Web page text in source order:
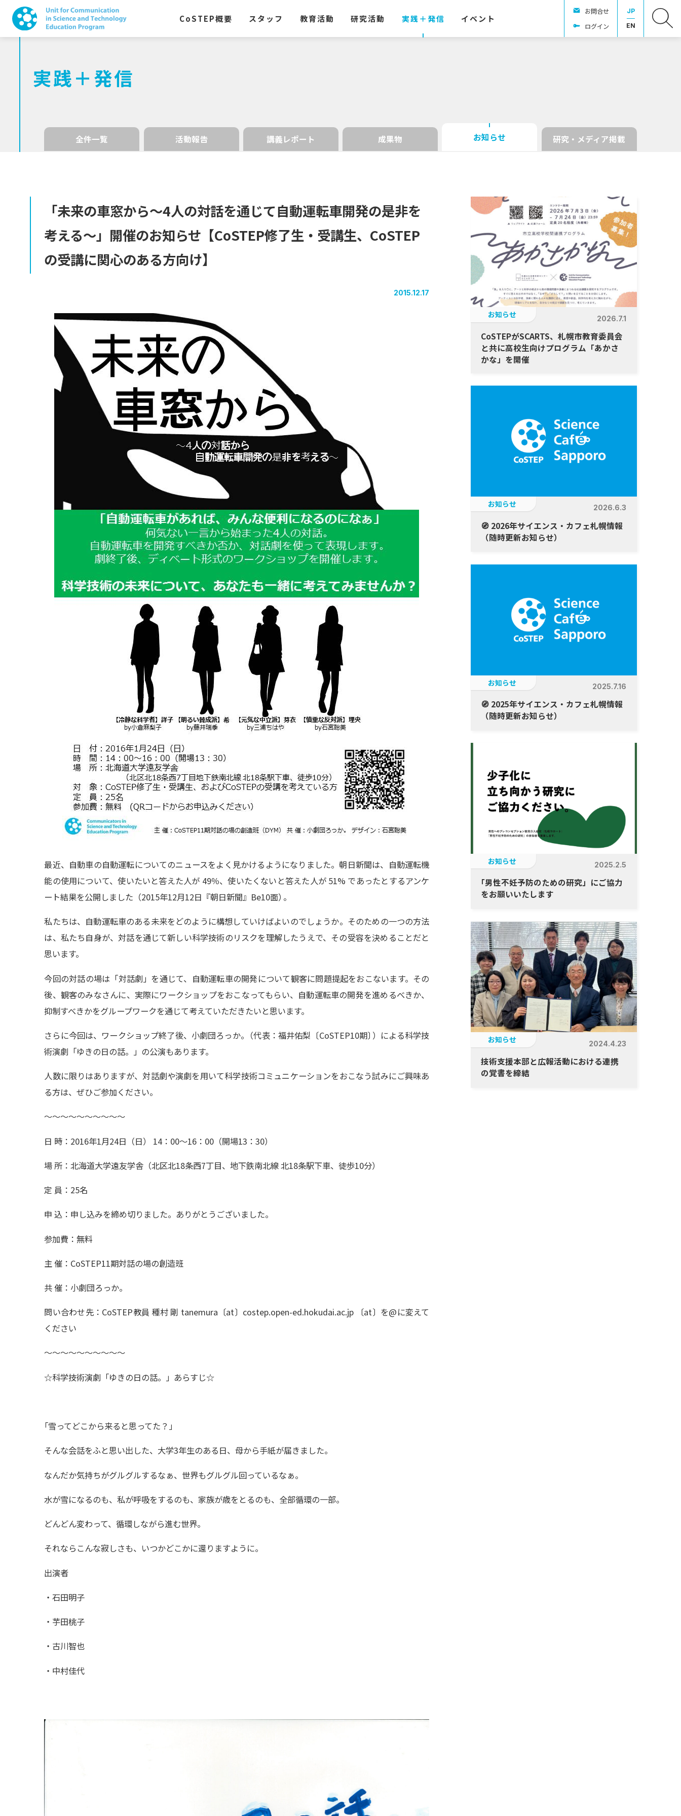
CoSTEP概要 スタッフ 教育活動 研究活動 実践＋発信 イベント
お問合せ
ログイン
JP
EN
実践＋発信
全件一覧 活動報告 講義レポート 成果物 お知らせ 研究・メディア掲載
「未来の車窓から〜4人の対話を通じて自動運転車開発の是非を
考える〜」 開催のお知らせ 【CoSTEP修了生 ・ 受講生、 CoSTEP
の受講に関心のある方向け】
2015.12.17
最近、自動車の自動運転についてのニュースをよく見かけるようになりました。朝日新聞は、自動運転機
能の使用について、使いたいと答えた人が 49％、使いたくないと答えた人が 51% であったとするアンケ
ート結果を公開しました（2015年12月12日『朝日新聞』Be10面） 。
私たちは、自動運転車のある未来をどのように構想していけばよいのでしょうか。そのための一つの方法
は、私たち自身が、対話を通じて新しい科学技術のリスクを理解したうえで、その受容を決めることだと
思います。
今回の対話の場は「対話劇」を通じて、自動運転車の開発について観客に問題提起をおこないます。その
後、観客のみなさんに、実際にワークショップをおこなってもらい、自動運転車の開発を進めるべきか、
抑制すべきかをグループワークを通じて考えていただきたいと思います。
さらに今回は、ワークショップ終了後、小劇団ろっか。 （代表：福井佑梨〔CoSTEP10期〕 ）による科学技
術演劇「ゆきの日の話。」の公演もあります。
人数に限りはありますが、対話劇や演劇を用いて科学技術コミュニケーションをおこなう試みにご興味あ
る方は、ぜひご参加ください。
〜〜〜〜〜〜〜〜〜〜
日 時：2016年1月24日（日） 14：00〜16：00（開場13：30）
場 所：北海道大学遠友学舎（北区北18条西7丁目、地下鉄南北線 北18条駅下車、徒歩10分）
定 員：25名
申 込：申し込みを締め切りました。ありがとうございました。
参加費：無料
主 催：CoSTEP11期対話の場の創造班
共 催：小劇団ろっか。
問い合わせ先：CoSTEP教員 種村 剛 tanemura〔at〕costep.open-ed.hokudai.ac.jp 〔at〕を@に変えて
ください
〜〜〜〜〜〜〜〜〜〜
☆科学技術演劇「ゆきの日の話。」あらすじ☆
「雪ってどこから来ると思ってた？」
そんな会話をふと思い出した、大学3年生のある日、母から手紙が届きました。
なんだか気持ちがグルグルするなぁ、世界もグルグル回っているなぁ。
水が雪になるのも、私が呼吸をするのも、家族が歳をとるのも、全部循環の一部。
どんどん変わって、循環しながら進む世界。
それならこんな寂しさも、いつかどこかに還りますように。
出演者
・石田明子
・芋田桃子
・古川智也
・中村佳代
お知らせ 2026.7.1
CoSTEPがSCARTS、札幌市教育委員会
と共に高校生向けプログラム「あかさ
かな」を開催
お知らせ 2026.6.3
🧭 2026年サイエンス・カフェ札幌情報
（随時更新お知らせ）
お知らせ 2025.7.16
🧭 2025年サイエンス・カフェ札幌情報
（随時更新お知らせ）
お知らせ 2025.2.5
「男性不妊予防のための研究」にご協力
をお願いいたします
お知らせ 2024.4.23
技術支援本部と広報活動における連携
の覚書を締結